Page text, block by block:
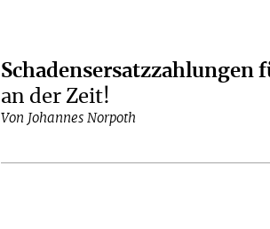
Schadensersatzzahlungen
an der Zeit!
Von Johannes Norpoth